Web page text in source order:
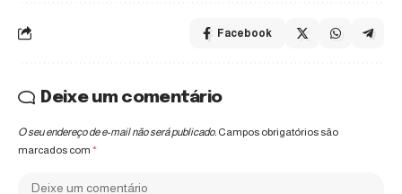
Facebook
Deixe um comentário
O seu endereço de e-mail não será publicado. Campos obrigatórios são
marcados com *